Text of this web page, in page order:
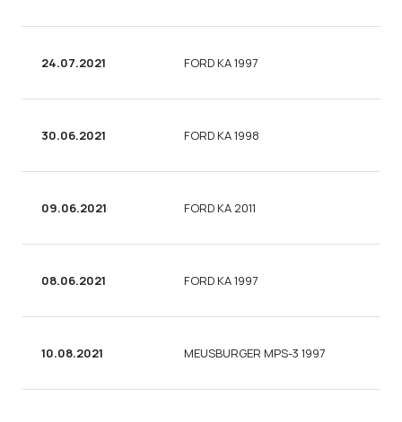
24.07.2021 FORD KA 1997
30.06.2021 FORD KA 1998
09.06.2021 FORD KA 2011
08.06.2021 FORD KA 1997
10.08.2021 MEUSBURGER MPS-3 1997